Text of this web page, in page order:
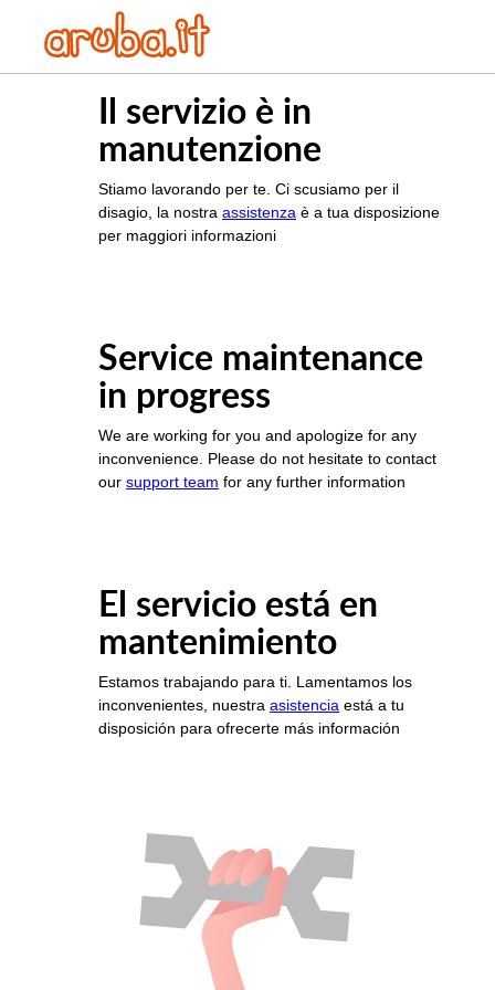
Il servizio è in
manutenzione
Stiamo lavorando per te. Ci scusiamo per il
disagio, la nostra assistenza è a tua disposizione
per maggiori informazioni
Service maintenance
in progress
We are working for you and apologize for any
inconvenience. Please do not hesitate to contact
our support team for any further information
El servicio está en
mantenimiento
Estamos trabajando para ti. Lamentamos los
inconvenientes, nuestra asistencia está a tu
disposición para ofrecerte más información